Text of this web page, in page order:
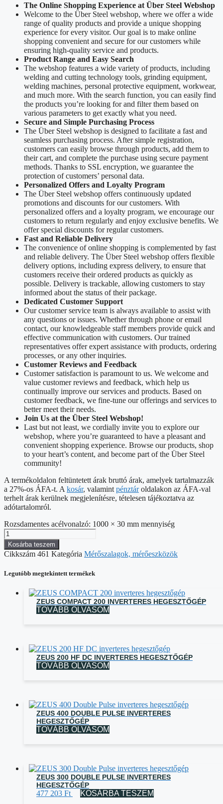
The Online Shopping Experience at Über Steel Webshop
Welcome to the Über Steel webshop, where we offer a wide
range of quality products and provide a unique shopping
experience for every visitor. Our goal is to make online
shopping convenient and secure for our customers while
ensuring high-quality service and products.
Product Range and Easy Search
The webshop features a wide variety of products, including
welding and cutting technology tools, grinding equipment,
welding machines, personal protective equipment, workwear,
and much more. With the search function, you can easily find
the products you’re looking for and filter them based on
various parameters to get exactly what you need.
Secure and Simple Purchasing Process
The Über Steel webshop is designed to facilitate a fast and
seamless purchasing process. After simple registration,
customers can easily browse through products, add them to
their cart, and complete the purchase using secure payment
methods. Thanks to SSL encryption, we guarantee the
protection of customers’ personal data.
Personalized Offers and Loyalty Program
The Über Steel webshop offers continuously updated
promotions and discounts for our customers. With
personalized offers and a loyalty program, we encourage our
customers to return regularly and enjoy exclusive benefits. We
offer special discounts for regular customers.
Fast and Reliable Delivery
The convenience of online shopping is complemented by fast
and reliable delivery. The Über Steel webshop offers flexible
delivery options, including express delivery, to ensure that
customers receive their ordered products as quickly as
possible. Delivery is trackable, allowing customers to stay
informed about the status of their package.
Dedicated Customer Support
Our customer service team is always available to assist with
any questions or issues. Whether through phone or email
contact, our knowledgeable staff members provide quick and
effective communication with customers. Our trained
representatives offer expert assistance with products, ordering
processes, or any other inquiries.
Customer Reviews and Feedback
Customer satisfaction is paramount to us. We welcome and
value customer reviews and feedback, which help us
continually improve our services and products. Based on
customer feedback, we fine-tune our offerings and services to
better meet their needs.
Join Us at the Über Steel Webshop!
Last but not least, we cordially invite you to explore our
webshop, where you’re guaranteed to have a pleasant and
convenient shopping experience. Browse our products, shop
to your heart’s content, and become part of the Über Steel
community!
A termékoldalon feltüntetett árak bruttó árak, amelyek tartalmazzák
a 27%-os ÁFA-t. A kosár, valamint pénztároldalakon az ÁFA-val
terhelt árak kerülnek megjelenítésre, tételesen tájékoztatva az
adótartalomról.
Rozsdamentes acélvonalzó: 1000 × 30 mm mennyiség
Kosárba teszem
Cikkszám 461 Kategória Mérőszalagok, mérőeszközök
Legutóbb megtekintett termékek
ZEUS COMPACT 200 INVERTERES HEGESZTŐGÉP
TOVÁBB OLVASOM
ZEUS 200 HF DC INVERTERES HEGESZTŐGÉP
TOVÁBB OLVASOM
ZEUS 400 DOUBLE PULSE INVERTERES
HEGESZTŐGÉP
TOVÁBB OLVASOM
ZEUS 300 DOUBLE PULSE INVERTERES
HEGESZTŐGÉP
477 203 Ft KOSÁRBA TESZEM